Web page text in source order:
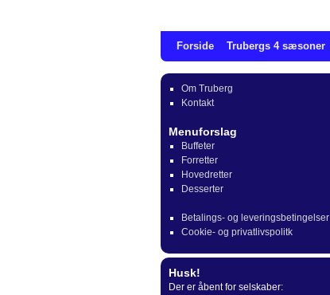
Forside Trubergs 4 sæsoner
Om Truberg
Kontakt
Menuforslag
Buffeter
Forretter
Hovedretter
Desserter
Betalings- og leveringsbetingelser
Cookie- og privatlivspolitk
Husk!
Der er åbent for selskaber: